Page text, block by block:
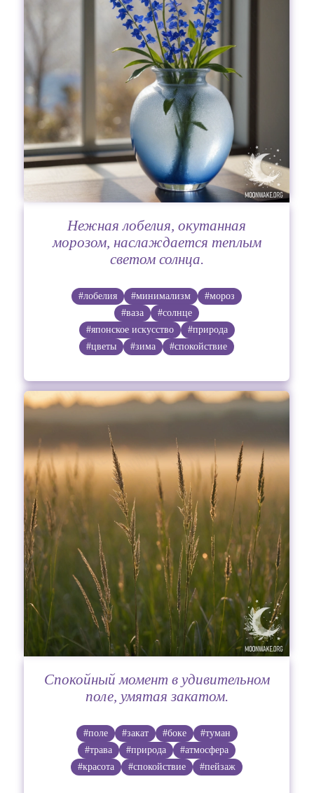
Нежная лобелия, окутанная
морозом, наслаждается теплым
светом солнца.
#лобелия #минимализм
#мороз
#ваза
#солнце
#японское искусство
#природа
#цветы
#зима #спокойствие
Спокойный момент в удивительном
поле, умятая закатом.
#поле #закат #боке
#туман
#трава
#природа
#атмосфера
#красота
#спокойствие #пейзаж